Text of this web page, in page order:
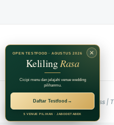
RECOMMENDED BY
Jagarasa Group
Proudly powered by WordPress |
×
OPEN TESTFOOD · AGUSTUS 2026
KelilingRasa
Cicipi menu dan jelajahi venue wedding
pilihanmu.
Daftar Testfood →
5 VENUE PILIHAN · JABODETABEK